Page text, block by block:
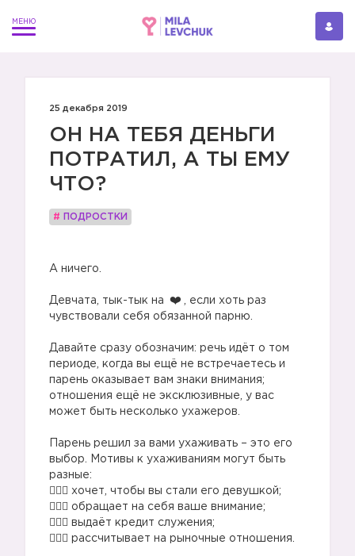
25 декабря 2019
ОН НА ТЕБЯ ДЕНЬГИ
ПОТРАТИЛ, А ТЫ ЕМУ
ЧТО?
# ПОДРОСТКИ
А ничего.
Девчата, тык-тык на
, если хоть раз
чувствовали себя обязанной парню.
Давайте сразу обозначим: речь идёт о том
периоде, когда вы ещё не встречаетесь и
парень оказывает вам знаки внимания;
отношения ещё не эксклюзивные, у вас
может быть несколько ухажеров.
Парень решил за вами ухаживать – это его
выбор. Мотивы к ухаживаниям могут быть
разные: ⠀
🤷🏼‍♂️ хочет, чтобы вы стали его девушкой; ⠀
🤷🏼‍♂️ обращает на себя ваше внимание;⠀
🤷🏼‍♂️ выдаёт кредит служения; ⠀
🤷🏼‍♂️ рассчитывает на рыночные отношения.